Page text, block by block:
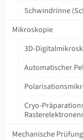
Schwindrinne
Mikroskopie
3D-
Automatischer
Cryo-
Mechanische Prüfung